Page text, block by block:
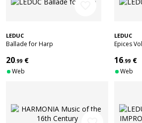
LEDUC
Ballade for Harp
20.99 €
Web
LEDUC
Epices
16.99 €
Web